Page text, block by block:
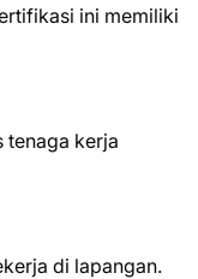
ini memiliki
tenaga kerja
di lapangan.